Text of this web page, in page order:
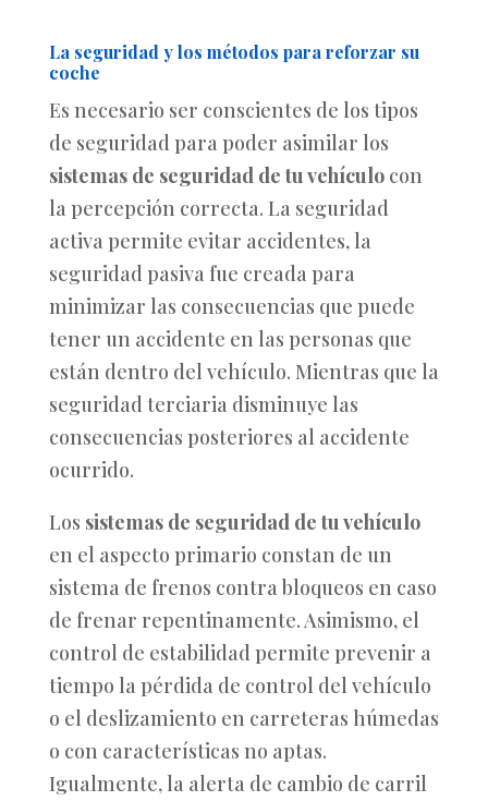
La seguridad y los métodos para reforzar su
coche
Es necesario ser conscientes de los tipos
de seguridad para poder asimilar los
sistemas de seguridad de tu vehículo con
la percepción correcta. La seguridad
activa permite evitar accidentes, la
seguridad pasiva fue creada para
minimizar las consecuencias que puede
tener un accidente en las personas que
están dentro del vehículo. Mientras que la
seguridad terciaria disminuye las
consecuencias posteriores al accidente
ocurrido.
Los sistemas de seguridad de tu vehículo
en el aspecto primario constan de un
sistema de frenos contra bloqueos en caso
de frenar repentinamente. Asimismo, el
control de estabilidad permite prevenir a
tiempo la pérdida de control del vehículo
o el deslizamiento en carreteras húmedas
o con características no aptas.
Igualmente, la alerta de cambio de carril